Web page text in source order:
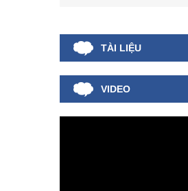
TÀI LIỆU
VIDEO